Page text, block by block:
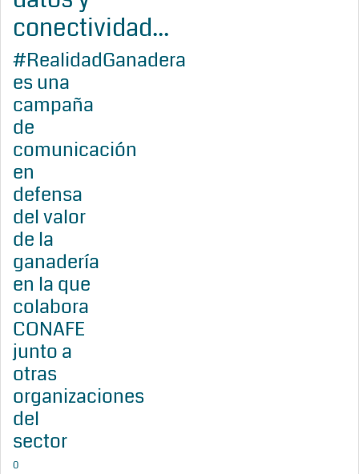
conectividad...
#RealidadGanadera
es una
campaña
de
comunicación
en
defensa
del valor
de la
ganadería
en la que
colabora
CONAFE
junto a
otras
organizaciones
del
sector
0